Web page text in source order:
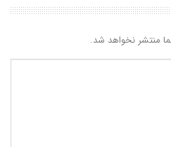
منتشر نخواهد شد.